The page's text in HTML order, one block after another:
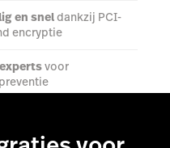
en sneldankzij PCI-
encryptie
voor